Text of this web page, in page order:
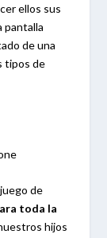
ellos sus
pantalla
de una
tipos de
de
toda la
hijos